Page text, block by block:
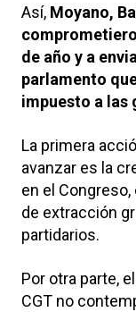
Así, Moyano,
de año y a
parlamento
impuesto a las
La primera
avanzar es la
en el
de extracción
partidarios.
Por otra parte,
CGT no